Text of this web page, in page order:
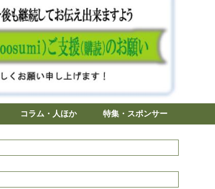
コラム・人ほか 特集・スポンサー